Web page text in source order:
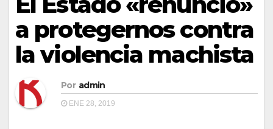
a protegernos contra
la violencia machista
Por admin
ENE 28, 2019